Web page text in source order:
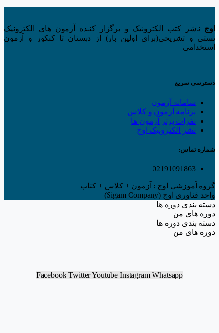
اوج ناشر کتب الکترونیک و برگزار کننده آزمون های الکترونیک
تستی و تشریحی(برای اولین بار) از دبستان تا کنکور و آزمون
استخدامی
دسترسی سریع
سامانه آزمون
برنامه آزمون و کلاس
نفرات برتر آزمون ها
نشر الکترونیک اوج
شماره تماس:
02191091863
گروه آموزشی اوج : آزمون + کلاس + کتاب
واحد فناوری اوج (Sigam Company)
دسته بندی دوره ها
دوره های من
دسته بندی دوره ها
دوره های من
Facebook TwitterYoutube Instagram Whatsapp